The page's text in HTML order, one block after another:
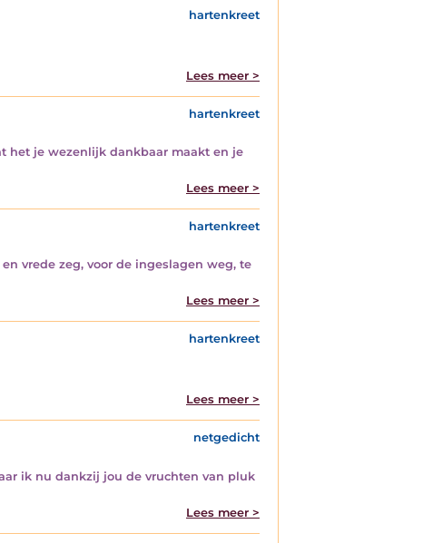
hartenkreet
Lees meer >
hartenkreet
het je wezenlijk dankbaar maakt en je
Lees meer >
hartenkreet
vrede zeg, voor de ingeslagen weg, te
Lees meer >
hartenkreet
Lees meer >
netgedicht
ik nu dankzij jou de vruchten van pluk
Lees meer >